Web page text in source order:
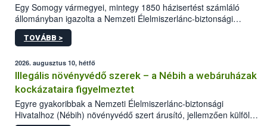
Egy Somogy vármegyei, mintegy 1850 házisertést számláló
állományban igazolta a Nemzeti Élelmiszerlánc-biztonsági
Hivatal (Nébih) laboratóriuma az afrikai sertéspestis (ASP) vírus
jelenlétét. Az országos főállatorvos azonnal elrendelte a
terjedésének megakadályozása érdekében. A sertéstartók
számára kiemelten fontos a járványvédelmi előírások szigorú
betartása.
TOVÁBB >
2026. augusztus 10, hétfő
Illegális növényvédő szerek – a Nébih a webáruházak
kockázataira figyelmeztet
Egyre gyakoribbak a Nemzeti Élelmiszerlánc-biztonsági
Hivatalhoz (Nébih) növényvédő szert árusító, jellemzően külföldi